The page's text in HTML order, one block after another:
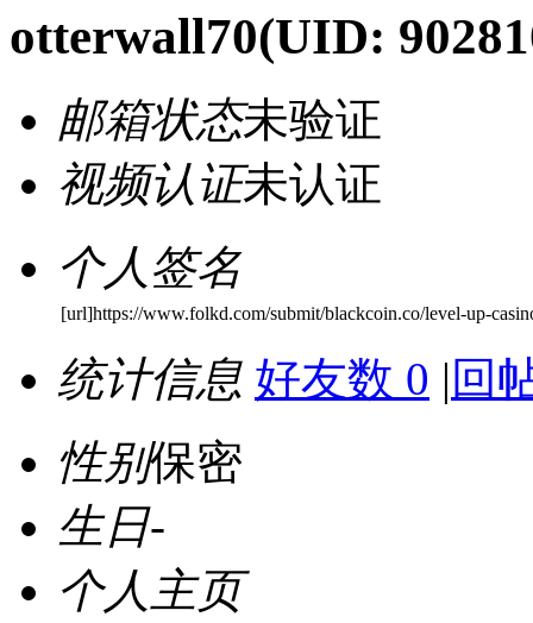
otterwall70(UID:
邮箱状态未验证
视频认证未认证
个人签名
[url]https://www.folkd.com/submit/blackcoin.co/level-up-
统计信息 好友数 0 | 回
性别保密
生日-
个人主页